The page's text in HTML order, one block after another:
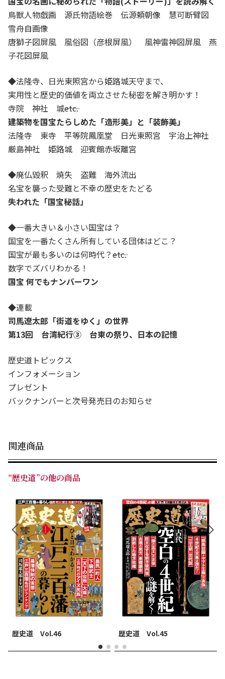
鳥獣人物戯画 源氏物語絵巻 伝源頼朝像 慧可断臂図
雪舟自画像
唐獅子図屏風 風俗図（彦根屏風） 風神雷神図屏風 燕
子花図屏風
◆法隆寺、日光東照宮から姫路城天守まで、
実用性と歴史的価値を両立させた秘密を解き明かす！
寺院 神社 城――etc.
建築物を国宝たらしめた「造形美」と「装飾美」
法隆寺 東寺 平等院鳳凰堂 日光東照宮 宇治上神社
厳島神社 姫路城 迎賓館赤坂離宮
◆廃仏毀釈 焼失 盗難 海外流出
名宝を襲った受難と不幸の歴史をたどる
失われた「国宝秘話」
◆一番大きい＆小さい国宝は？
国宝を一番たくさん所有している団体はどこ？
国宝が最も多いのは何時代？――etc.
数字でズバリわかる！
国宝 何でもナンバーワン
◆連載
司馬遼太郎「街道をゆく」の世界
第13回 台湾紀行③ 台東の祭り、日本の記憶
歴史道トピックス
インフォメーション
プレゼント
バックナンバーと次号発売日のお知らせ
関連商品
“歴史道”の他の商品
歴史道 Vol.46 歴史道 Vol.45